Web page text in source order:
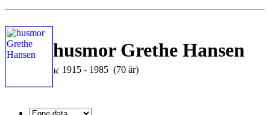
husmor Grethe Hansen
1915 - 1985 (70 år)